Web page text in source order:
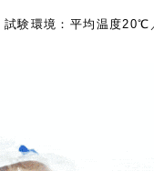
試験環境：平均温度20℃